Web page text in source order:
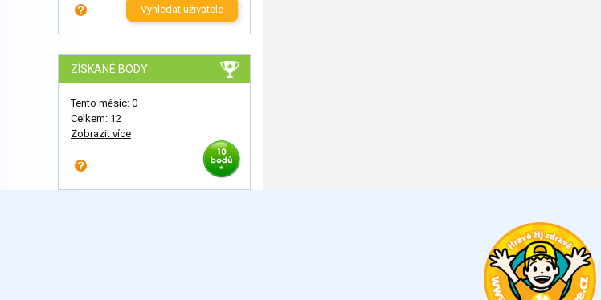
Vyhledat uživatele
ZÍSKANÉ BODY
Tento měsíc: 0
Celkem: 12
Zobrazit více